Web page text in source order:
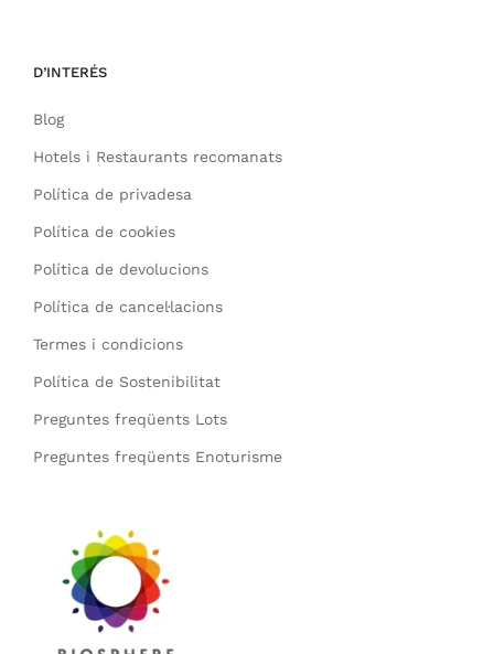
D’INTERÉS
Blog
Hotels i Restaurants recomanats
Política de privadesa
Política de cookies
Política de devolucions
Política de cancel·lacions
Termes i condicions
Política de Sostenibilitat
Preguntes freqüents Lots
Preguntes freqüents Enoturisme